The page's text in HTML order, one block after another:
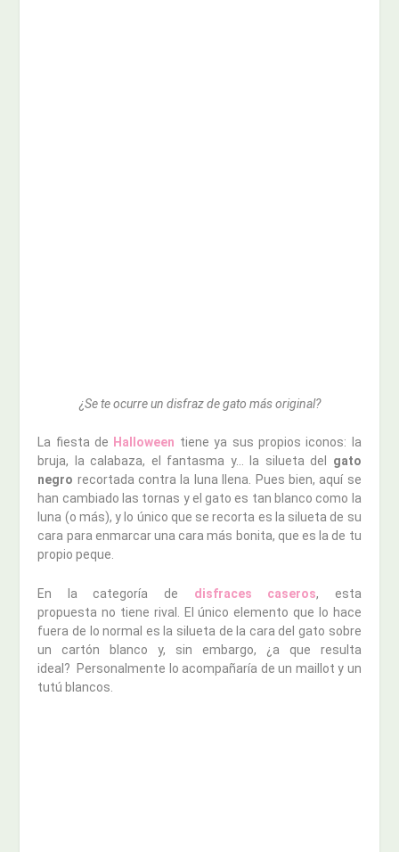
¿Se te ocurre un disfraz de gato más original?
La fiesta de Halloween tiene ya sus propios iconos: la
bruja, la calabaza, el fantasma y… la silueta del gato
negro recortada contra la luna llena. Pues bien, aquí se
han cambiado las tornas y el gato es tan blanco como la
luna (o más), y lo único que se recorta es la silueta de su
cara para enmarcar una cara más bonita, que es la de tu
propio peque.
En la categoría de disfraces caseros, esta
propuesta no tiene rival. El único elemento que lo hace
fuera de lo normal es la silueta de la cara del gato sobre
un cartón blanco y, sin embargo, ¿a que resulta
ideal? Personalmente lo acompañaría de un maillot y un
tutú blancos.